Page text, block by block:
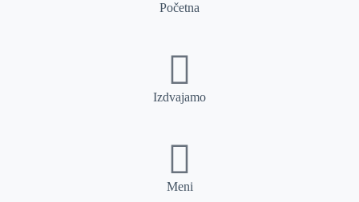
Početna
Izdvajamo
Meni